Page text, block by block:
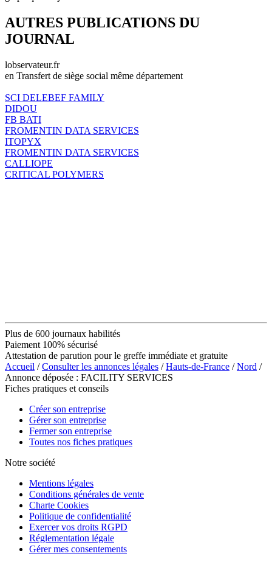
AUTRES PUBLICATIONS DU
JOURNAL
lobservateur.fr
en Transfert de siège social même département
SCI DELEBEF FAMILY
DIDOU
FB BATI
FROMENTIN DATA SERVICES
ITOPYX
FROMENTIN DATA SERVICES
CALLIOPE
CRITICAL POLYMERS
Plus de 600 journaux habilités
Paiement 100% sécurisé
Attestation de parution pour le greffe immédiate et gratuite
Accueil /Consulter les annonces légales /Hauts-de-France /Nord /
Annonce déposée : FACILITY SERVICES
Fiches pratiques et conseils
Créer son entreprise
Gérer son entreprise
Fermer son entreprise
Toutes nos fiches pratiques
Notre société
Mentions légales
Conditions générales de vente
Charte Cookies
Politique de confidentialité
Exercer vos droits RGPD
Réglementation légale
Gérer mes consentements